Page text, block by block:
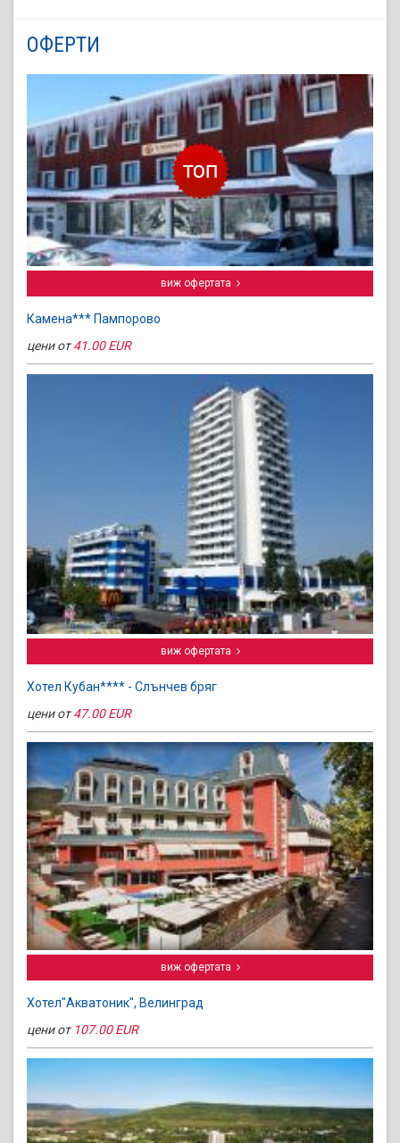
ОФЕРТИ
виж офертата
Камена*** Пампорово
цени от41.00 EUR
виж офертата
Хотел Кубан**** - Слънчев бряг
цени от47.00 EUR
виж офертата
Хотел"Акватоник", Велинград
цени от 107.00 EUR